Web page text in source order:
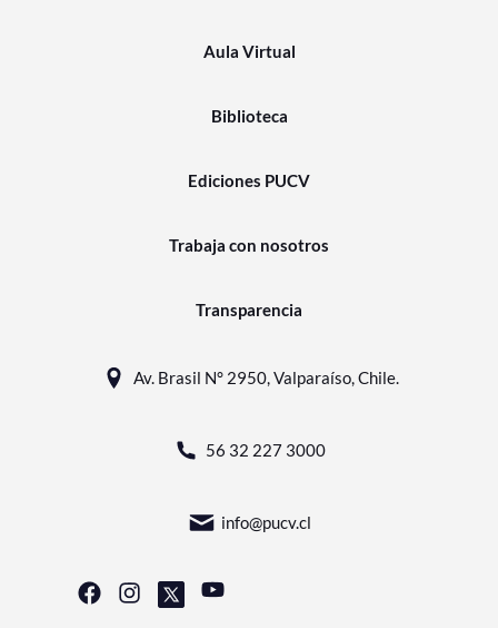
Aula Virtual
Biblioteca
Ediciones PUCV
Trabaja con nosotros
Transparencia
Av. Brasil N° 2950, Valparaíso, Chile.
56 32 227 3000
info@pucv.cl